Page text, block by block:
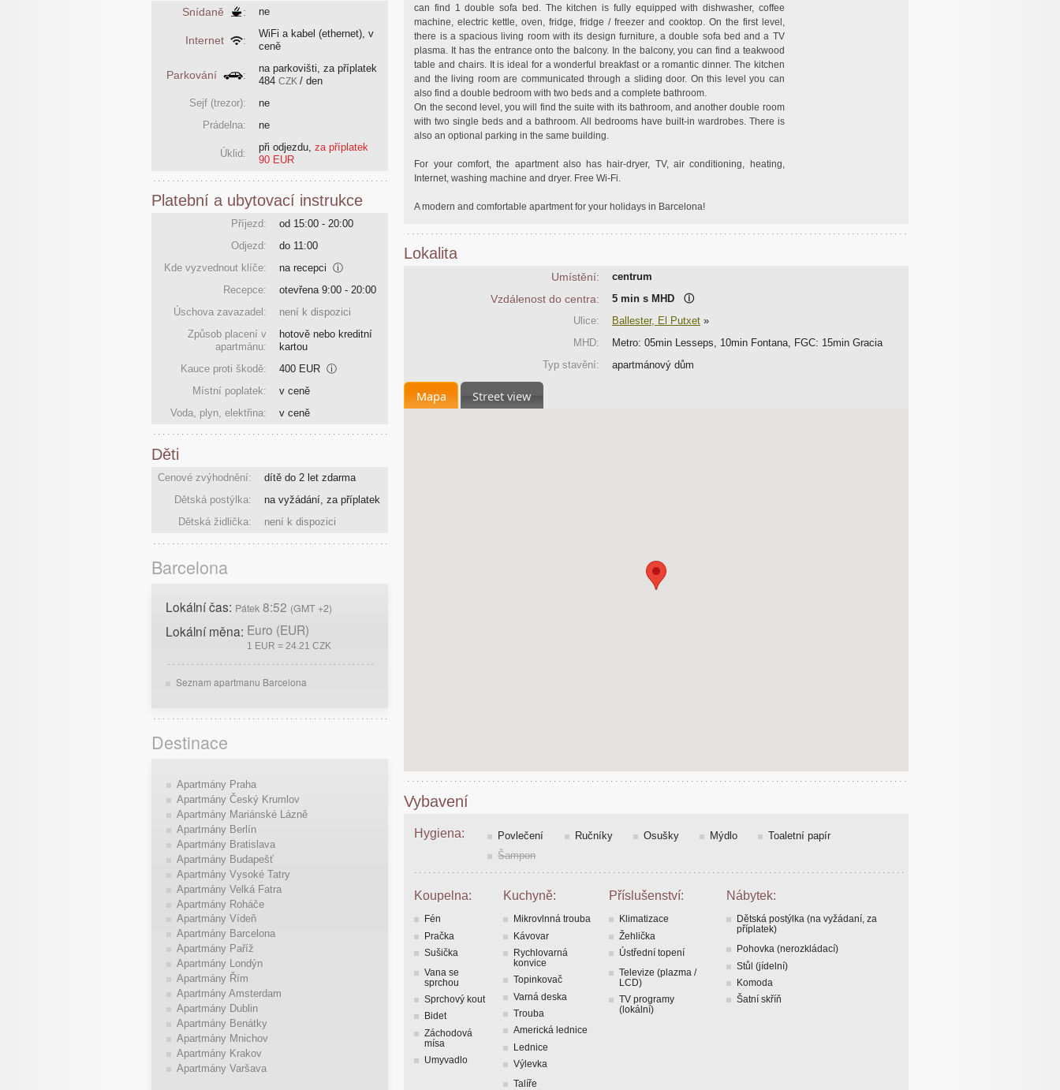
can find 1 double sofa bed. The kitchen is fully equipped with dishwasher, coffee
machine, electric kettle, oven, fridge, fridge / freezer and cooktop. On the first level,
there is a spacious living room with its design furniture, a double sofa bed and a TV
plasma. It has the entrance onto the balcony. In the balcony, you can find a teakwood
table and chairs. It is ideal for a wonderful breakfast or a romantic dinner. The kitchen
and the living room are communicated through a sliding door. On this level you can
also find a double bedroom with two beds and a complete bathroom.
On the second level, you will find the suite with its bathroom, and another double room
with two single beds and a bathroom. All bedrooms have built-in wardrobes. There is
also an optional parking in the same building.
For your comfort, the apartment also has hair-dryer, TV, air conditioning, heating,
Internet, washing machine and dryer. Free Wi-Fi.
A modern and comfortable apartment for your holidays in Barcelona!
Lokalita
Umístění: centrum
Vzdálenost do centra: 5 min s MHD ⓘ
Ulice:
Ballester, El Putxet »
MHD:
Metro: 05min Lesseps, 10min Fontana, FGC: 15min Gracia
Typ stavění:
apartmánový dům
Mapa Street view
Vybavení
Hygiena: Povlečení Ručníky Osušky Mýdlo
Toaletní papír
Šampon
Koupelna: Kuchyně: Příslušenství: Nábytek:
Fén
Pračka
Sušička
Vana se
sprchou
Sprchový kout
Bidet
Záchodová
mísa
Umyvadlo
Mikrovlnná trouba
Kávovar
Rychlovarná
konvice
Topinkovač
Varná deska
Trouba
Americká lednice
Lednice
Výlevka
Talíře
Klimatizace
Žehlička
Ústřední topení
Televize (plazma /
LCD)
TV programy
(lokální)
Dětská postýlka (na vyžádaní, za
příplatek)
Pohovka (nerozkládací)
Stůl (jídelní)
Komoda
Šatní skříň
Snídaně : ne
Internet :
WiFi a kabel (ethernet), v
ceně
Parkování :
na parkovišti, za příplatek
484 CZK / den
Sejf (trezor):
ne
Prádelna:
ne
Úklid:
při odjezdu za příplatek
90 EUR
Platební a ubytovací instrukce
Příjezd:
od 15:00 - 20:00
Odjezd:
do 11:00
Kde vyzvednout klíče:
na recepci ⓘ
Recepce:
otevřena 9:00 - 20:00
Úschova zavazadel:
není k dispozici
Způsob placení v
apartmánu:
hotově nebo kreditní
kartou
Kauce proti škodě:
400 EUR ⓘ
Místní poplatek:
v ceně
Voda, plyn, elektřina:
v ceně
Děti
Cenové zvýhodnění:
dítě do 2 let zdarma
Dětská postýlka:
na vyžádání, za příplatek
Dětská židlička:
není k dispozici
Barcelona
Lokální čas: Pátek 8:52 (GMT +2)
Lokální měna: Euro (EUR)
1 EUR = 24.21 CZK
Seznam apartmanu Barcelona
Destinace
Apartmány Praha
Apartmány Český Krumlov
Apartmány Mariánské Lázně
Apartmány Berlín
Apartmány Bratislava
Apartmány Budapešť
Apartmány Vysoké Tatry
Apartmány Velká Fatra
Apartmány Roháče
Apartmány Vídeň
Apartmány Barcelona
Apartmány Paříž
Apartmány Londýn
Apartmány Řím
Apartmány Amsterdam
Apartmány Dublin
Apartmány Benátky
Apartmány Mnichov
Apartmány Krakov
Apartmány Varšava